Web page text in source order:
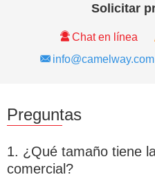
Solicitar
Chat en línea
info@camelway.com
Preguntas
1. ¿Qué tamaño tiene
comercial?